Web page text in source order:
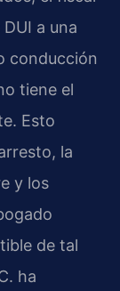
a una
conducción
tiene el
Esto
la
y los
de tal
ha